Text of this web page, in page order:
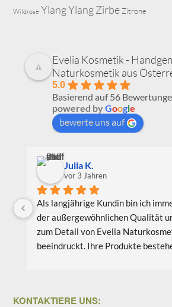
Wildrose Ylang YlangZirbe Zitrone
Evelia Kosmetik -
Naturkosmetik aus
5.0
Basierend auf 56
powered byGoogle
bewerte uns auf
Julia K.
vor 3 Jahren
Als langjährige Kundin bin ich
der außergewöhnlichen Qualität
zum Detail von Evelia
beeindruckt. Ihre Produkte
Lieblingsprodukte sind das
KONTAKTIERE UNS: